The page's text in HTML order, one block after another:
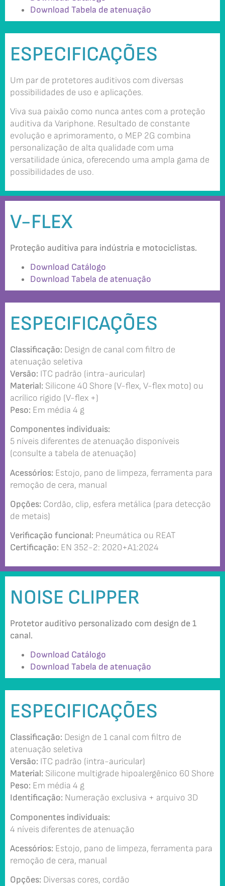
Download Tabela de atenuação
ESPECIFICAÇÕES
Um par de protetores auditivos com diversas
possibilidades de uso e aplicações.
Viva sua paixão como nunca antes com a proteção
auditiva da Variphone. Resultado de constante
evolução e aprimoramento, o MEP 2G combina
personalização de alta qualidade com uma
versatilidade única, oferecendo uma ampla gama de
possibilidades de uso.
V-FLEX
Proteção auditiva para indústria e motociclistas.
Download Catálogo
Download Tabela de atenuação
ESPECIFICAÇÕES
Classificação: Design de canal com filtro de
atenuação seletiva
Versão: ITC padrão (intra-auricular)
Material: Silicone 40 Shore (V-flex, V-flex moto) ou
acrílico rígido (V-flex +)
Peso: Em média 4 g
Componentes individuais:
5 níveis diferentes de atenuação disponíveis
(consulte a tabela de atenuação)
Acessórios: Estojo, pano de limpeza, ferramenta para
remoção de cera, manual
Opções: Cordão, clip, esfera metálica (para detecção
de metais)
Verificação funcional: Pneumática ou REAT
Certificação: EN 352-2: 2020+A1:2024
NOISE CLIPPER
Protetor auditivo personalizado com design de 1
canal.
Download Catálogo
Download Tabela de atenuação
ESPECIFICAÇÕES
Classificação: Design de 1 canal com filtro de
atenuação seletiva
Versão: ITC padrão (intra-auricular)
Material: Silicone multigrade hipoalergênico 60 Shore
Peso: Em média 4 g
Identificação: Numeração exclusiva + arquivo 3D
Componentes individuais:
4 níveis diferentes de atenuação
Acessórios: Estojo, pano de limpeza, ferramenta para
remoção de cera, manual
Opções: Diversas cores, cordão